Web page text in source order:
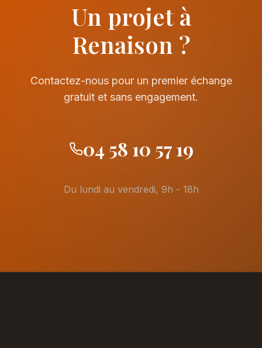
Un projet à
Renaison ?
Contactez-nous pour un premier échange
gratuit et sans engagement.
04 58 10 57 19
Du lundi au vendredi, 9h - 18h